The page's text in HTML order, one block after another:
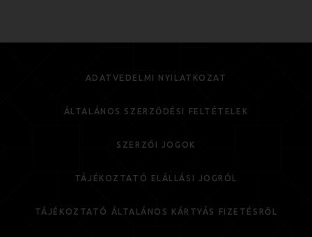
ADATVÉDELMI NYILATKOZAT
ÁLTALÁNOS SZERZŐDÉSI FELTÉTELEK
SZERZŐI JOGOK
TÁJÉKOZTATÓ ELÁLLÁSI JOGRÓL
TÁJÉKOZTATÓ ÁLTALÁNOS KÁRTYÁS FIZETÉSRŐL